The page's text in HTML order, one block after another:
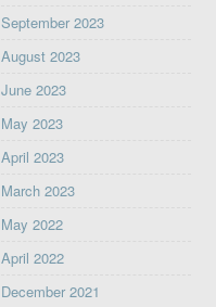
September 2023
August 2023
June 2023
May 2023
April 2023
March 2023
May 2022
April 2022
December 2021